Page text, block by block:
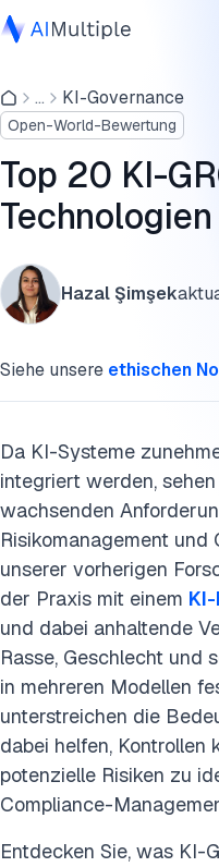
Agentische KI
Cybersicherheit
Daten
Dienstleistungen
... KI-Governance
Open-World-Bewertung
Top 20 KI-
Technologien
Hazal Şimşek
Siehe unsere ethischen
Da KI-Systeme
integriert werden,
wachsenden
Risikomanagement und
unserer vorherigen
der Praxis mit einem
und dabei anhaltende
Rasse, Geschlecht und
in mehreren Modellen
unterstreichen die
dabei helfen, Kontrollen
potenzielle Risiken zu
Compliance-
Entdecken Sie, was KI-
Top 20 KI-GRC-Software
Diese Forschung zitieren